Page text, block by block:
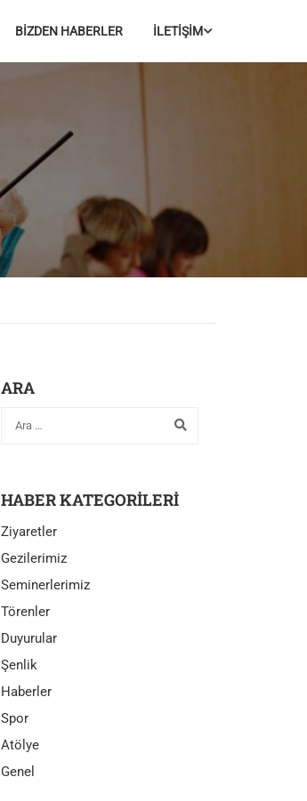
BİZDEN HABERLER İLETİŞİM
ARA
HABER KATEGORILERI
Ziyaretler
Gezilerimiz
Seminerlerimiz
Törenler
Duyurular
Şenlik
Haberler
Spor
Atölye
Genel